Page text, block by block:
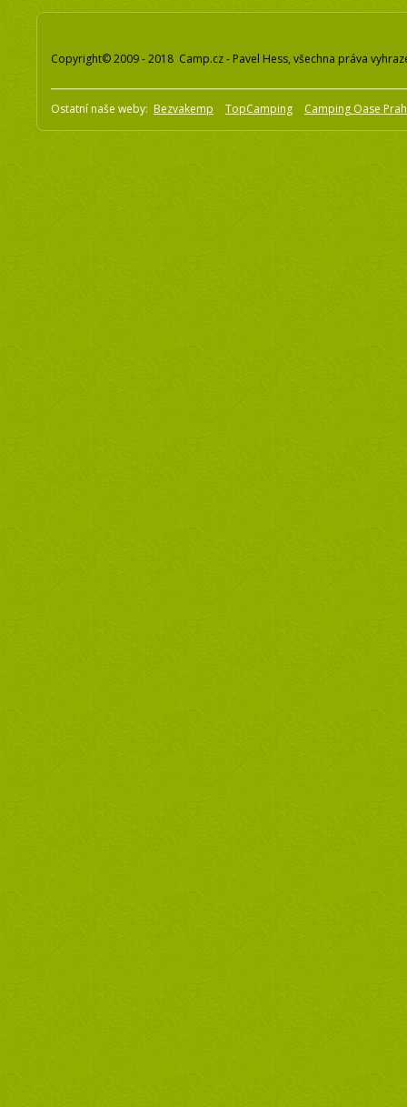
Copyright© 2009 - 2018 Camp.cz - Pavel Hess, všechna práva
Ostatní naše weby: Bezvakemp TopCamping Camping Oase